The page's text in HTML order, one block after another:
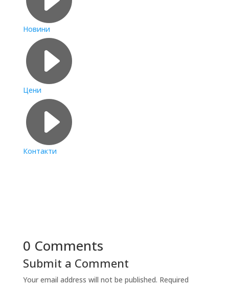
Новини

Цени

Контакти
0 Comments
Submit a Comment
Your email address will not be published. Required